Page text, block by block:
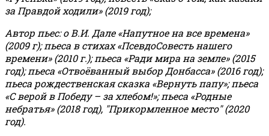
за Правдой ходили» (2019 год);
Автор пьес: о В.И. Дале «Напутное на все времена»
(2009 г); пьеса в стихах «ПсевдоСовесть нашего
времени» (2010 г.); пьеса «Ради мира на земле» (2015
год); пьеса «Отвоёванный выбор Донбасса» (2016 год);
пьеса рождественская сказка «Вернуть папу»; пьеса
«С верой в Победу – за хлебом!»;пьеса «Родные
небратья» (2018 год), "Прикормленное место" (2020
год).